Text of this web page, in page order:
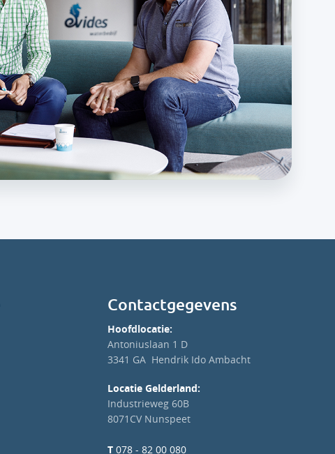
Contactgegevens
Hoofdlocatie:
Antoniuslaan 1 D
3341 GA Hendrik Ido Ambacht
Locatie Gelderland:
Industrieweg 60B
8071CV Nunspeet
T 078 - 82 00 080